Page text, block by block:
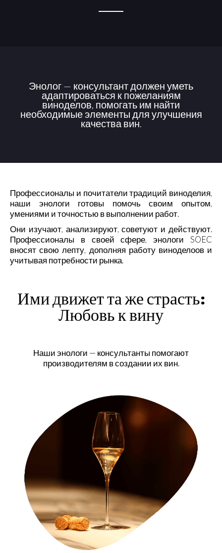
Энолог — консультант должен уметь
адаптироваться к пожеланиям
виноделов, помогать им найти
необходимые элементы для улучшения
качества вин.
Профессионалы и почитатели традиций виноделия,
наши энологи готовы помочь своим опытом,
умениями и точностью в выполнении работ.
Они изучают, анализируют, советуют и действуют.
Профессионалы в своей сфере, энологи SOEC
вносят свою лепту, дополняя работу виноделоов и
учитывая потребности рынка.
Ими движет та же страсть:
Любовь к вину
Наши энологи — консультанты помогают
производителям в создании их вин.